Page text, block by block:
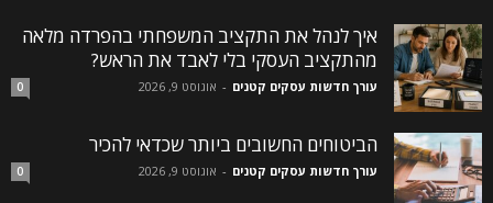
איך לנהל את התקציב המשפחתי בהפרדה מלאה
מהתקציב העסקי בלי לאבד את הראש?
עורך חדשות עסקים קטנים - אוגוסט 9, 2026 0
הביטוחים החשובים ביותר שכדאי להכיר
עורך חדשות עסקים קטנים - אוגוסט 9, 2026 0